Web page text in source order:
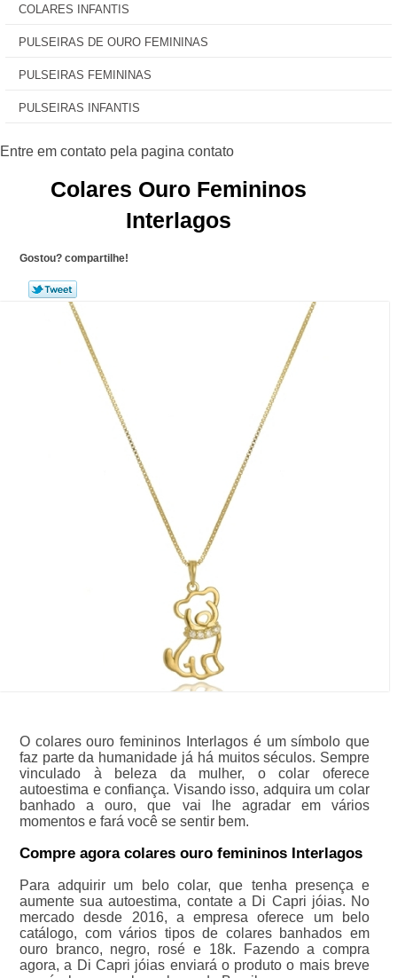
COLARES INFANTIS
PULSEIRAS DE OURO FEMININAS
PULSEIRAS FEMININAS
PULSEIRAS INFANTIS
Colares Ouro Femininos
Interlagos
Gostou? compartilhe!
O colares ouro femininos Interlagos é um símbolo que
faz parte da humanidade já há muitos séculos. Sempre
vinculado à beleza da mulher, o colar oferece
autoestima e confiança. Visando isso, adquira um colar
banhado a ouro, que vai lhe agradar em vários
momentos e fará você se sentir bem.
Compre agora colares ouro femininos Interlagos
Para adquirir um belo colar, que tenha presença e
aumente sua autoestima, contate a Di Capri jóias. No
mercado desde 2016, a empresa oferece um belo
catálogo, com vários tipos de colares banhados em
ouro branco, negro, rosé e 18k. Fazendo a compra
agora, a Di Capri jóias enviará o produto o mais breve